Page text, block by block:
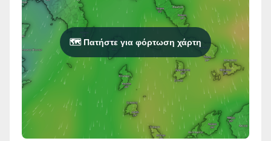
🗺️ Πατήστε για φόρτωση χάρτη